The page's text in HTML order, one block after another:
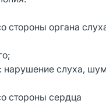
стороны органа
нарушение слуха,
стороны сердца